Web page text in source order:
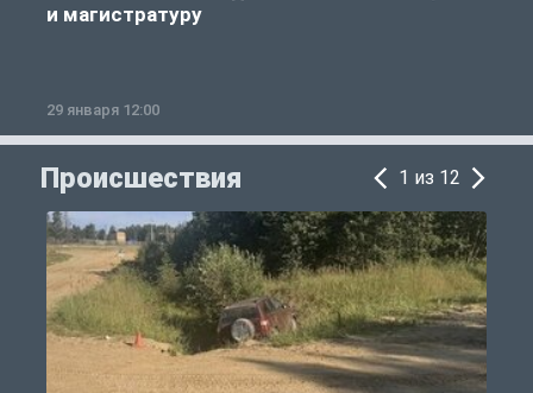
и магистратуру
29 января 12:00
Происшествия 1 из 12